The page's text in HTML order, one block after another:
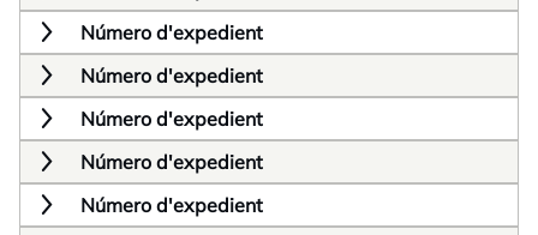
Número d'expedient
Número d'expedient
Número d'expedient
Número d'expedient
Número d'expedient